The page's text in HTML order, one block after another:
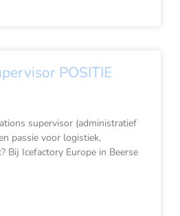
POSITIE
supervisor (administratief
passie voor logistiek,
Bij Icefactory Europe in Beerse